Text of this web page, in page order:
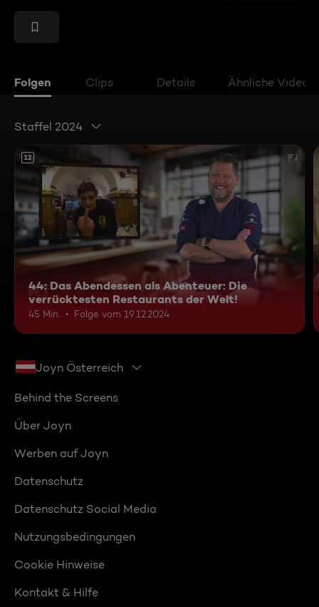
Folgen Clips Details Ähnliche Videos
Staffel 2024
12
44: Das Abendessen als Abenteuer: Die
verrücktesten Restaurants der Welt!
45 Min. Folge vom 19.12.2024
Joyn Österreich
Behind the Screens
Über Joyn
Werben auf Joyn
Datenschutz
Datenschutz Social Media
Nutzungsbedingungen
Cookie Hinweise
Kontakt & Hilfe